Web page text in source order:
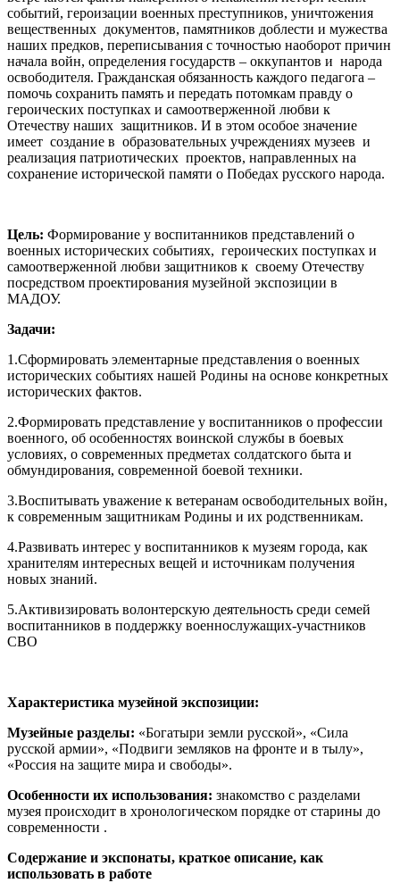
событий, героизации военных преступников, уничтожения
вещественных документов, памятников доблести и мужества
наших предков, переписывания с точностью наоборот причин
начала войн, определения государств – оккупантов и народа
освободителя. Гражданская обязанность каждого педагога –
помочь сохранить память и передать потомкам правду о
героических поступках и самоотверженной любви к
Отечеству наших защитников. И в этом особое значение
имеет создание в образовательных учреждениях музеев и
реализация патриотических проектов, направленных на
сохранение исторической памяти о Победах русского народа.
Цель: Формирование у воспитанников представлений о
военных исторических событиях, героических поступках и
самоотверженной любви защитников к своему Отечеству
посредством проектирования музейной экспозиции в
МАДОУ.
Задачи:
1.Сформировать элементарные представления о военных
исторических событиях нашей Родины на основе конкретных
исторических фактов.
2.Формировать представление у воспитанников о профессии
военного, об особенностях воинской службы в боевых
условиях, о современных предметах солдатского быта и
обмундирования, современной боевой техники.
3.Воспитывать уважение к ветеранам освободительных войн,
к современным защитникам Родины и их родственникам.
4.Развивать интерес у воспитанников к музеям города, как
хранителям интересных вещей и источникам получения
новых знаний.
5.Активизировать волонтерскую деятельность среди семей
воспитанников в поддержку военнослужащих-участников
СВО
Характеристика музейной экспозиции:
Музейные разделы: «Богатыри земли русской», «Сила
русской армии», «Подвиги земляков на фронте и в тылу»,
«Россия на защите мира и свободы».
Особенности их использования: знакомство с разделами
музея происходит в хронологическом порядке от старины до
современности .
Содержание и экспонаты, краткое описание, как
использовать в работе